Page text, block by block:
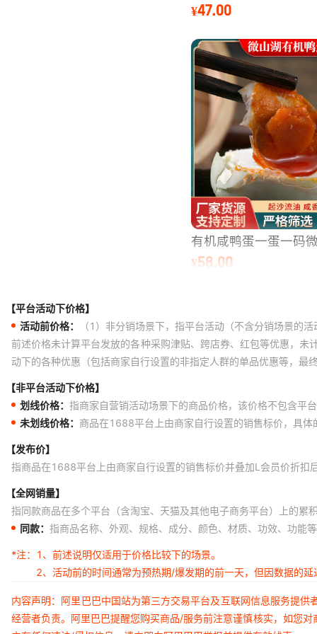
【平台活动下价格】
活动前价格：
（1）非分销场景下，指平台活动（不含分销场景的
前述价格未计算平台发放的各种采购津贴、跨店券、红包等优惠，
动下的各种优惠（包括商家自行设置的非指定人群的单品优惠等，
【非平台活动下价格】
划线价格： 指商家自营销活动场景下的商品价格，该价格不包含平
未划线价格： 商品在1688平台上由商家自行设置的销售标价，具
【发布价】
指商品在1688平台上由商家自行设置的销售标价并叠加L会员价折扣
【全网销量】
指同款商品在多个平台（含淘宝、天猫及其他电子商务平台）上的累
同款： 指商品名称、外观、规格、成分、颜色、材质、功效、功能
*注：
1、前述说明仅适用于价格比较下的场景。
2、活动前的时间通常为预热期/爆发期的前一天，但因数据的
内容声明：阿里巴巴中国站为第三方交易平台及互联网信息服务提
经营者负责。阿里巴巴提醒您购买商品/服务前注意谨慎核实，如您